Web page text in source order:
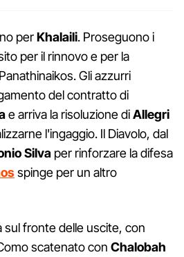
perKhalaili. Proseguono i
per il rinnovo e per la
Gli azzurri
del contratto di
e arriva la risoluzione diAllegri
l'ingaggio. Il Diavolo, dal
Silva per rinforzare la difesa
spinge per un altro
sul fronte delle uscite, con
scatenato con Chalobah